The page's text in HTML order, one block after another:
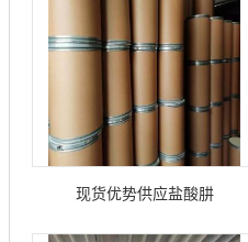
现货优势供应盐酸肼